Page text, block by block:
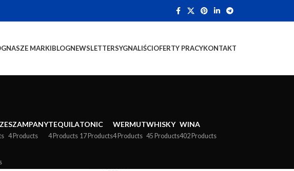
NASZE MARKIBLOGNEWSLETTERSYGNALIŚCIOFERTY PRACYKONTAKT
SZAMPANY
4 Products
TEQUILA
4 Products
TONIC
17 Products
WERMUT
4 Products
WHISKY
45 Products
WINA
402 Products